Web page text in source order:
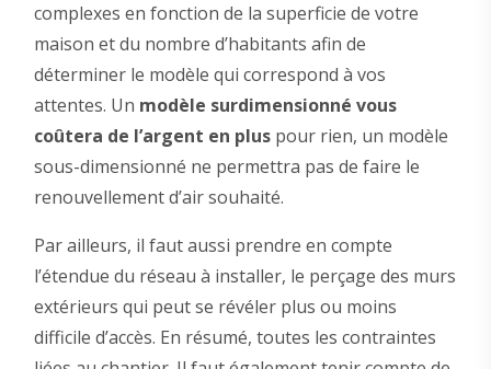
complexes en fonction de la superficie de votre
maison et du nombre d’habitants afin de
déterminer le modèle qui correspond à vos
attentes. Un modèle surdimensionné vous
coûtera de l’argent en pluspour rien, un modèle
sous-dimensionné ne permettra pas de faire le
renouvellement d’air souhaité.
Par ailleurs, il faut aussi prendre en compte
l’étendue du réseau à installer, le perçage des murs
extérieurs qui peut se révéler plus ou moins
difficile d’accès. En résumé, toutes les contraintes